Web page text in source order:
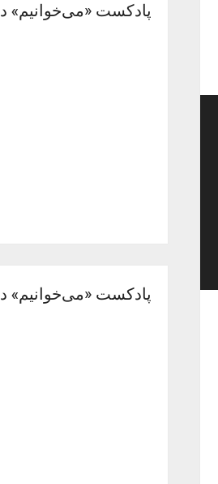
پادکست «می‌خوانیم»
پادکست «می‌خوانیم»